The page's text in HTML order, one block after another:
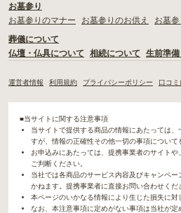
お墓参り
お墓参りのマナー
お墓参りのお供え お墓
葬儀について
仏壇・仏具について
相続について 生前準
運営者情報 利用規約 プライバシーポリシー 口コ
■当サイトに関する注意事項
当サイトで提供する商品の情報にあたっては
すが、情報の正確性その他一切の事項について
お申込みにあたっては、提携事業者のサイト
ご判断ください。
当社では各商品のサービス内容及びキャンペ
かねます。提携事業者に直接お問い合わせくだ
本ページのいかなる情報により生じた損失に対
なお、本注意事項に定めがない事項は当社が